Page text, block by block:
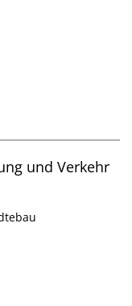
und Verkehr